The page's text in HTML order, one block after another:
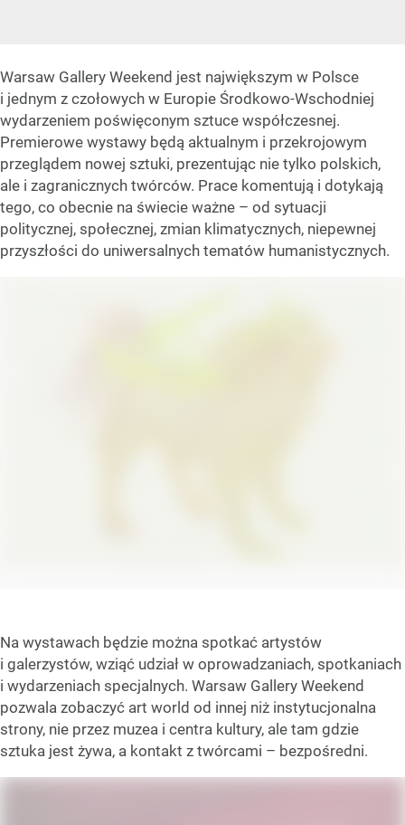
Warsaw Gallery Weekend jest największym w Polsce
i jednym z czołowych w Europie Środkowo-Wschodniej
wydarzeniem poświęconym sztuce współczesnej.
Premierowe wystawy będą aktualnym i przekrojowym
przeglądem nowej sztuki, prezentując nie tylko polskich,
ale i zagranicznych twórców. Prace komentują i dotykają
tego, co obecnie na świecie ważne – od sytuacji
politycznej, społecznej, zmian klimatycznych, niepewnej
przyszłości do uniwersalnych tematów humanistycznych.
Na wystawach będzie można spotkać artystów
i galerzystów, wziąć udział w oprowadzaniach, spotkaniach
i wydarzeniach specjalnych. Warsaw Gallery Weekend
pozwala zobaczyć art world od innej niż instytucjonalna
strony, nie przez muzea i centra kultury, ale tam gdzie
sztuka jest żywa, a kontakt z twórcami – bezpośredni.